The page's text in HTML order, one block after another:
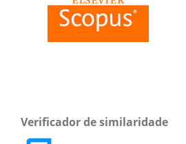
Verificador de similaridade